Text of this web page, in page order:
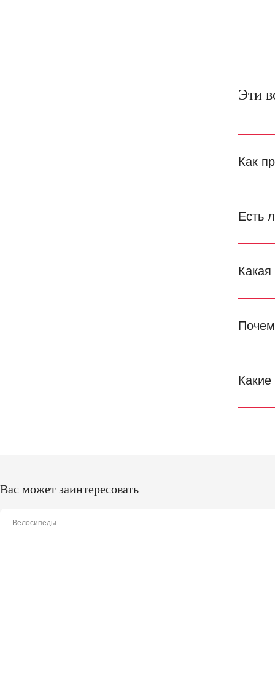
Эти
Как
Есть
Какая
Вас может заинтересовать
Велосипеды